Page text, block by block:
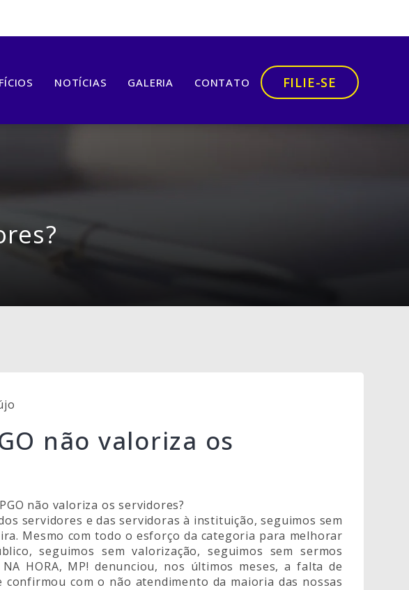
NOTÍCIAS GALERIA CONTATO FILIE-SE
não valoriza os
não valoriza os servidores?
servidores e das servidoras à instituição, seguimos sem
Mesmo com todo o esforço da categoria para melhorar
seguimos sem valorização, seguimos sem sermos
HORA, MP! denunciou, nos últimos meses, a falta de
confirmou com o não atendimento da maioria das nossas